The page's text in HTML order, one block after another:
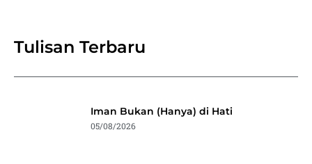
Tulisan Terbaru
Iman Bukan (Hanya) di Hati
05/08/2026